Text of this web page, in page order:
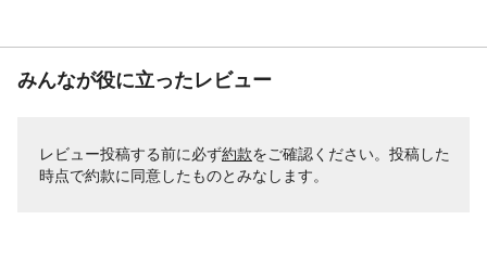
みんなが役に立ったレビュー
レビュー投稿する前に必ず約款をご確認ください。投稿した
時点で約款に同意したものとみなします。